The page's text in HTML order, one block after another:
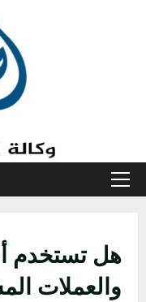
القائمة
هل تستخدم
والعملات